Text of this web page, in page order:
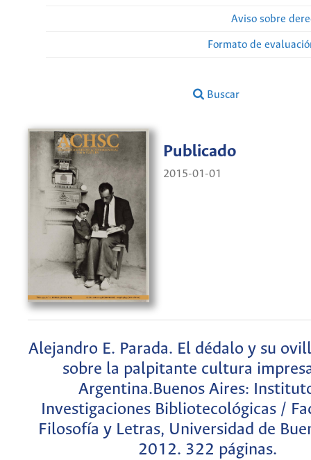
Aviso sobre
Formato de
Buscar
Publicado
2015-01-01
Alejandro E. Parada. El dédalo y su
sobre la palpitante cultura
Argentina.Buenos Aires:
Investigaciones Bibliotecológicas /
Filosofía y Letras, Universidad de
2012. 322 páginas.